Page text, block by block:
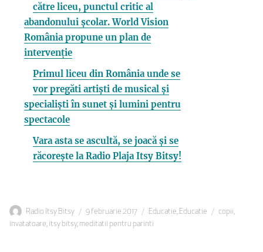
către liceu, punctul critic al
abandonului școlar. World Vision
România propune un plan de
intervenție
Primul liceu din România unde se
vor pregăti artiști de musical și
specialiști în sunet și lumini pentru
spectacole
Vara asta se ascultă, se joacă și se
răcorește la Radio Plaja Itsy Bitsy!
Autor
Radio Itsy Bitsy
Publicat
pe
9 februarie 2017 Categorii
Educatie, Educatie Etichete
copii,
invatatoare, itsy bitsy, meditatii pentru parinti